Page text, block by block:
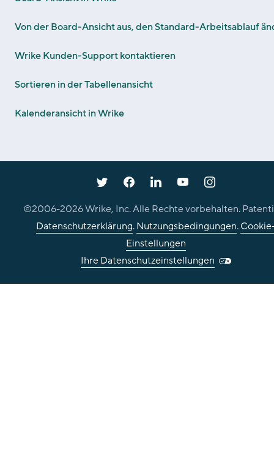
Von der Board-Ansicht aus, den Standard-Arbeitsablauf
Wrike Kunden-Support kontaktieren
Sortieren in der Tabellenansicht
Kalenderansicht in Wrike
©2006-2026Wrike, Inc. Alle Rechte vorbehalten.
Datenschutzerklärung.Nutzungsbedingungen.
Einstellungen
Ihre Datenschutzeinstellungen